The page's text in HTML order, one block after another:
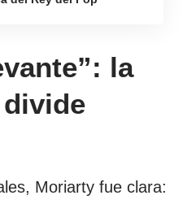
la
Moriarty fue clara: